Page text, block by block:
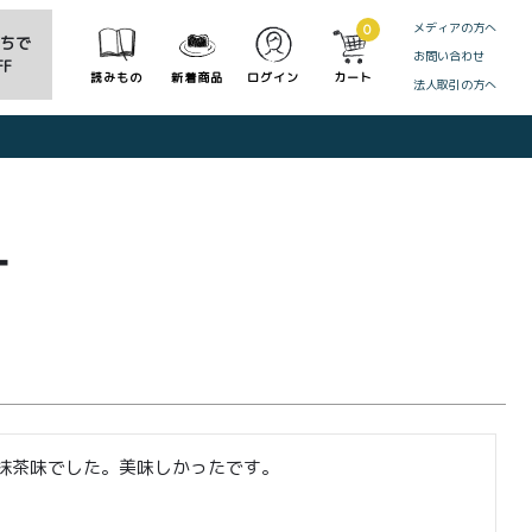
で
読みもの 新着商品 ログイン
0
カート
メディアの方へ
お問い合わせ
法人取引の方へ
CLOSE
味でした。美味しかったです。